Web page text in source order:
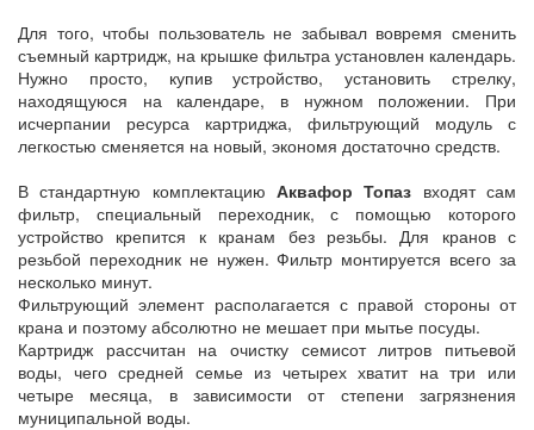
Для того, чтобы пользователь не забывал вовремя сменить
съемный картридж, на крышке фильтра установлен календарь.
Нужно просто, купив устройство, установить стрелку,
находящуюся на календаре, в нужном положении. При
исчерпании ресурса картриджа, фильтрующий модуль с
легкостью сменяется на новый, экономя достаточно средств.
В стандартную комплектацию Аквафор Топаз входят сам
фильтр, специальный переходник, с помощью которого
устройство крепится к кранам без резьбы. Для кранов с
резьбой переходник не нужен. Фильтр монтируется всего за
несколько минут.
Фильтрующий элемент располагается с правой стороны от
крана и поэтому абсолютно не мешает при мытье посуды.
Картридж рассчитан на очистку семисот литров питьевой
воды, чего средней семье из четырех хватит на три или
четыре месяца, в зависимости от степени загрязнения
муниципальной воды.